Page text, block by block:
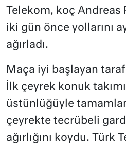
Telekom, koç Andreas
iki gün önce yollarını
ağırladı.
Maça iyi başlayan
İlk çeyrek konuk
üstünlüğüyle
çeyrekte tecrübeli
ağırlığını koydu. Türk